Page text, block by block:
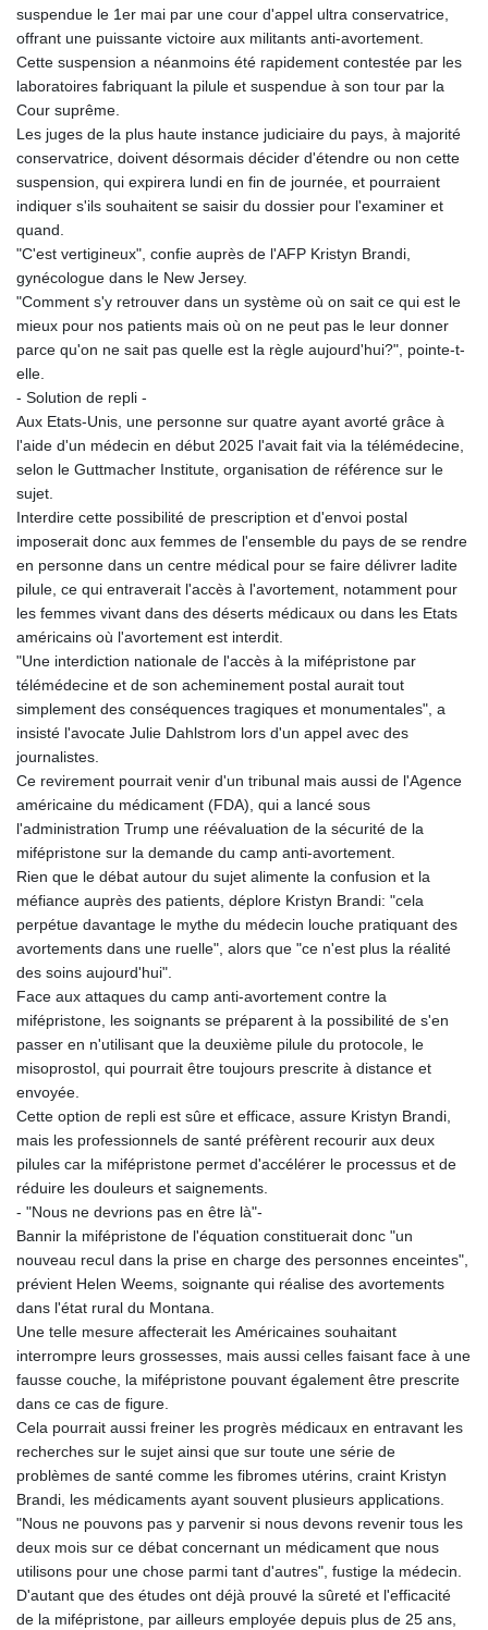
suspendue le 1er mai par une cour d'appel ultra conservatrice,
offrant une puissante victoire aux militants anti-avortement.
Cette suspension a néanmoins été rapidement contestée par les
laboratoires fabriquant la pilule et suspendue à son tour par la
Cour suprême.
Les juges de la plus haute instance judiciaire du pays, à majorité
conservatrice, doivent désormais décider d'étendre ou non cette
suspension, qui expirera lundi en fin de journée, et pourraient
indiquer s'ils souhaitent se saisir du dossier pour l'examiner et
quand.
"C'est vertigineux", confie auprès de l'AFP Kristyn Brandi,
gynécologue dans le New Jersey.
"Comment s'y retrouver dans un système où on sait ce qui est le
mieux pour nos patients mais où on ne peut pas le leur donner
parce qu'on ne sait pas quelle est la règle aujourd'hui?", pointe-t-
elle.
- Solution de repli -
Aux Etats-Unis, une personne sur quatre ayant avorté grâce à
l'aide d'un médecin en début 2025 l'avait fait via la télémédecine,
selon le Guttmacher Institute, organisation de référence sur le
sujet.
Interdire cette possibilité de prescription et d'envoi postal
imposerait donc aux femmes de l'ensemble du pays de se rendre
en personne dans un centre médical pour se faire délivrer ladite
pilule, ce qui entraverait l'accès à l'avortement, notamment pour
les femmes vivant dans des déserts médicaux ou dans les Etats
américains où l'avortement est interdit.
"Une interdiction nationale de l'accès à la mifépristone par
télémédecine et de son acheminement postal aurait tout
simplement des conséquences tragiques et monumentales", a
insisté l'avocate Julie Dahlstrom lors d'un appel avec des
journalistes.
Ce revirement pourrait venir d'un tribunal mais aussi de l'Agence
américaine du médicament (FDA), qui a lancé sous
l'administration Trump une réévaluation de la sécurité de la
mifépristone sur la demande du camp anti-avortement.
Rien que le débat autour du sujet alimente la confusion et la
méfiance auprès des patients, déplore Kristyn Brandi: "cela
perpétue davantage le mythe du médecin louche pratiquant des
avortements dans une ruelle", alors que "ce n'est plus la réalité
des soins aujourd'hui".
Face aux attaques du camp anti-avortement contre la
mifépristone, les soignants se préparent à la possibilité de s'en
passer en n'utilisant que la deuxième pilule du protocole, le
misoprostol, qui pourrait être toujours prescrite à distance et
envoyée.
Cette option de repli est sûre et efficace, assure Kristyn Brandi,
mais les professionnels de santé préfèrent recourir aux deux
pilules car la mifépristone permet d'accélérer le processus et de
réduire les douleurs et saignements.
- "Nous ne devrions pas en être là"-
Bannir la mifépristone de l'équation constituerait donc "un
nouveau recul dans la prise en charge des personnes enceintes",
prévient Helen Weems, soignante qui réalise des avortements
dans l'état rural du Montana.
Une telle mesure affecterait les Américaines souhaitant
interrompre leurs grossesses, mais aussi celles faisant face à une
fausse couche, la mifépristone pouvant également être prescrite
dans ce cas de figure.
Cela pourrait aussi freiner les progrès médicaux en entravant les
recherches sur le sujet ainsi que sur toute une série de
problèmes de santé comme les fibromes utérins, craint Kristyn
Brandi, les médicaments ayant souvent plusieurs applications.
"Nous ne pouvons pas y parvenir si nous devons revenir tous les
deux mois sur ce débat concernant un médicament que nous
utilisons pour une chose parmi tant d'autres", fustige la médecin.
D'autant que des études ont déjà prouvé la sûreté et l'efficacité
de la mifépristone, par ailleurs employée depuis plus de 25 ans,